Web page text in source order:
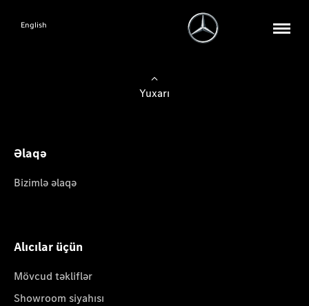
English
Yuxarı
Əlaqə
Bizimlə əlaqə
Alıcılar üçün
Mövcud təkliflər
Showroom siyahısı